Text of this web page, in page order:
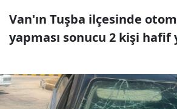
Van'ın Tuşba ilçesinde
yapması sonucu 2 kişi hafif